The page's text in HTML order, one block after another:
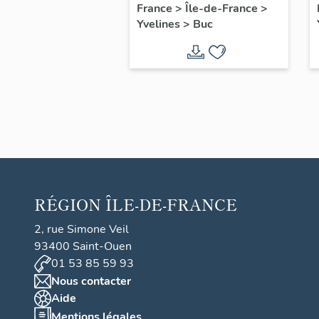
filles, actuellement
annexe de la mairie
France > Île-de-France >
Yvelines> Buc
RÉGION ÎLE-DE-FRANCE
2, rue Simone Veil
93400 Saint-Ouen
01 53 85 59 93
Nous contacter
Aide